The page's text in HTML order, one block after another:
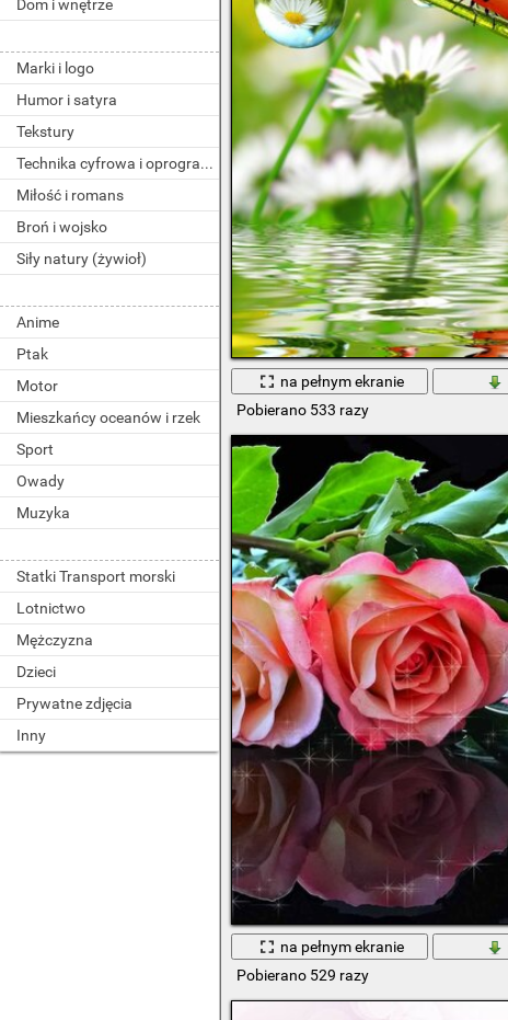
Dom i wnętrze
Marki i logo
Humor i satyra
Tekstury
Technika cyfrowa i oprogramowanie
Miłość i romans
Broń i wojsko
Siły natury (żywioł)
Anime
Ptak
Motor
Mieszkańcy oceanów i rzek
Sport
Owady
Muzyka
Statki Transport morski
Lotnictwo
Mężczyzna
Dzieci
Prywatne zdjęcia
Inny
na pełnym ekranie
Pobierano 533 razy
na pełnym ekranie
Pobierano 529 razy